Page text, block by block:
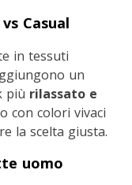
Casual
in tessuti
un
più rilassato e
con colori vivaci
la scelta giusta.
uomo